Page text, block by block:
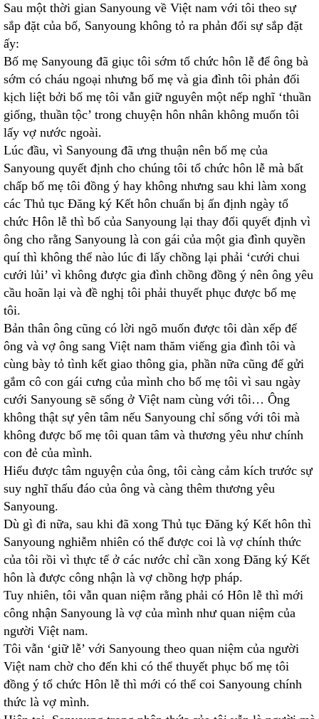
Sau một thời gian Sanyoung về Việt nam với tôi theo sự
sắp đặt của bố, Sanyoung không tỏ ra phản đối sự sắp đặt
ấy:
Bố mẹ Sanyoung đã giục tôi sớm tổ chức hôn lễ để ông bà
sớm có cháu ngoại nhưng bố mẹ và gia đình tôi phản đối
kịch liệt bởi bố mẹ tôi vẫn giữ nguyên một nếp nghĩ ‘thuần
giống, thuần tộc’ trong chuyện hôn nhân không muốn tôi
lấy vợ nước ngoài.
Lúc đầu, vì Sanyoung đã ưng thuận nên bố mẹ của
Sanyoung quyết định cho chúng tôi tổ chức hôn lễ mà bất
chấp bố mẹ tôi đồng ý hay không nhưng sau khi làm xong
các Thủ tục Đăng ký Kết hôn chuẩn bị ấn định ngày tổ
chức Hôn lễ thì bố của Sanyoung lại thay đổi quyết định vì
ông cho rằng Sanyoung là con gái của một gia đình quyền
quí thì không thể nào lúc đi lấy chồng lại phải ‘cưới chui
cưới lủi’ vì không được gia đình chồng đồng ý nên ông yêu
cầu hoãn lại và đề nghị tôi phải thuyết phục được bố mẹ
tôi.
Bản thân ông cũng có lời ngõ muốn được tôi dàn xếp để
ông và vợ ông sang Việt nam thăm viếng gia đình tôi và
cùng bày tỏ tình kết giao thông gia, phần nữa cũng để gửi
gắm cô con gái cưng của mình cho bố mẹ tôi vì sau ngày
cưới Sanyoung sẽ sống ở Việt nam cùng với tôi… Ông
không thật sự yên tâm nếu Sanyoung chỉ sống với tôi mà
không được bố mẹ tôi quan tâm và thương yêu như chính
con đẻ của mình.
Hiểu được tâm nguyện của ông, tôi càng cảm kích trước sự
suy nghĩ thấu đáo của ông và càng thêm thương yêu
Sanyoung.
Dù gì đi nữa, sau khi đã xong Thủ tục Đăng ký Kết hôn thì
Sanyoung nghiễm nhiên có thể được coi là vợ chính thức
của tôi rồi vì thực tế ở các nước chỉ cần xong Đăng ký Kết
hôn là được công nhận là vợ chồng hợp pháp.
Tuy nhiên, tôi vẫn quan niệm rằng phải có Hôn lễ thì mới
công nhận Sanyoung là vợ của mình như quan niệm của
người Việt nam.
Tôi vẫn ‘giữ lễ’ với Sanyoung theo quan niệm của người
Việt nam chờ cho đến khi có thể thuyết phục bố mẹ tôi
đồng ý tổ chức Hôn lễ thì mới có thể coi Sanyoung chính
thức là vợ mình.